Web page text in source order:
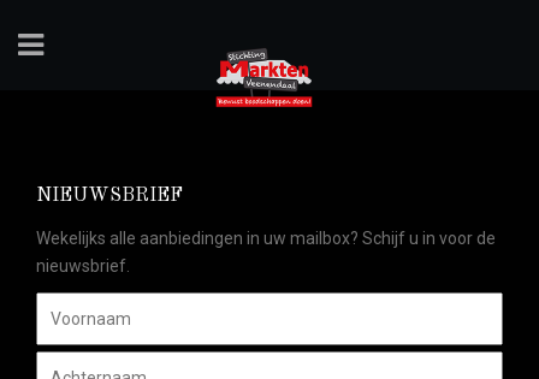
NIEUWSBRIEF
Wekelijks alle aanbiedingen in uw mailbox? Schijf u in voor de
nieuwsbrief.